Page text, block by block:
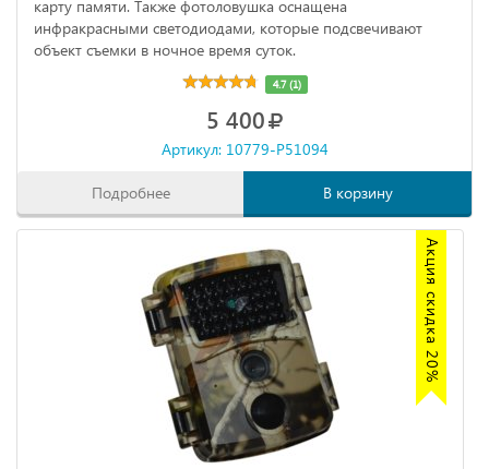
карту памяти. Также фотоловушка оснащена
инфракрасными светодиодами, которые подсвечивают
объект съемки в ночное время суток.
4.7 (1)
5 400
Артикул: 10779-P51094
Подробнее В корзину
Акция скидка 20%